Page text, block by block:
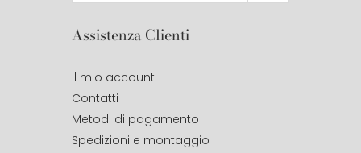
Assistenza Clienti
Il mio account
Contatti
Metodi di pagamento
Spedizioni e montaggio